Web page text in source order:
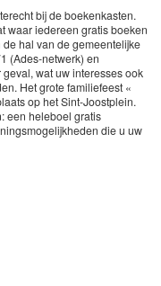
bij de boekenkasten.
waar iedereen gratis boeken
hal van de gemeentelijke
(Ades-netwerk) en
wat uw interesses ook
Het grote familiefeest «
op het Sint-Joostplein.
een heleboel gratis
die u uw